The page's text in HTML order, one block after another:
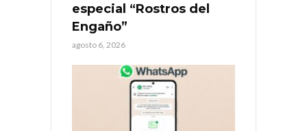
especial “Rostros del
Engaño”
agosto 6, 2026